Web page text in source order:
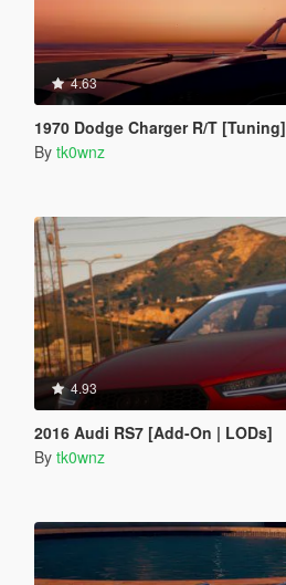
4.63
1970 Dodge Charger R/T [Tuning]
By tk0wnz
4.93
2016 Audi RS7 [Add-On | LODs]
By tk0wnz